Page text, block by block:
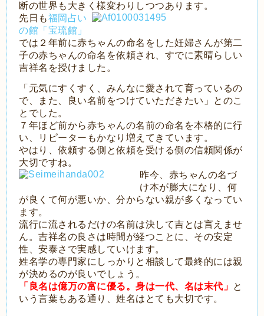
断の世界も大きく様変わりしつつあります。
先日も福岡占い
の館「宝琉館」
では２年前に赤ちゃんの命名をした妊婦さんが第二
子の赤ちゃんの命名を依頼され、すでに素晴らしい
吉祥名を授けました。
「元気にすくすく、みんなに愛されて育っているの
で、また、良い名前をつけていただきたい」とのこ
とでした。
７年ほど前から赤ちゃんの名前の命名を本格的に行
い、リピーターもかなり増えてきています。
やはり、依頼する側と依頼を受ける側の信頼関係が
大切ですね。
昨今、赤ちゃんの名づ
け本が膨大になり、何
が良くて何が悪いか、分からない親が多くなってい
ます。
流行に流されるだけの名前は決して吉とは言えませ
ん。吉祥名の良さは時間が経つことに、その安定
性、安泰さで実感していけます。
姓名学の専門家にしっかりと相談して最終的には親
が決めるのが良いでしょう。
「良名は億万の富に優る。身は一代、名は末代」 と
いう言葉もある通り、姓名はとても大切です。